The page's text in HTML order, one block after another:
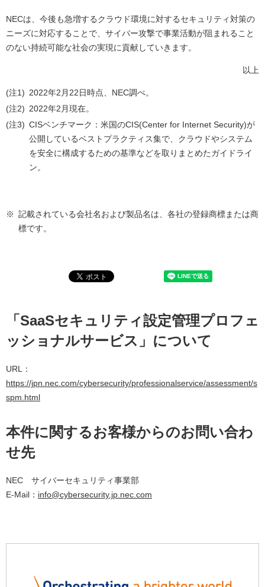
NECは、今後も急増するクラウド環境に対するセキュリティ対策の
ニーズに対応することで、サイバー攻撃で事業活動が阻まれること
のない持続可能な社会の実現に貢献していきます。
以上
(注1) 2022年2月22日時点、NEC調べ。
(注2) 2022年2月現在。
(注3) CISベンチマーク：米国のCIS(Center for Internet Security)が
公開しているベストプラクティス集で、クラウドやシステム
を安全に構成するための基準などを取りまとめたガイドライ
ン。
※ 記載されている会社名および製品名は、各社の登録商標または商
標です。
「SaaSセキュリティ設定管理プロフェ
ッショナルサービス」について
URL：
https://jpn.nec.com/cybersecurity/professionalservice/assessment/s
spm.html
本件に関するお客様からのお問い合わ
せ先
NEC サイバーセキュリティ事業部
E-Mail： info@cybersecurity.jp.nec.com